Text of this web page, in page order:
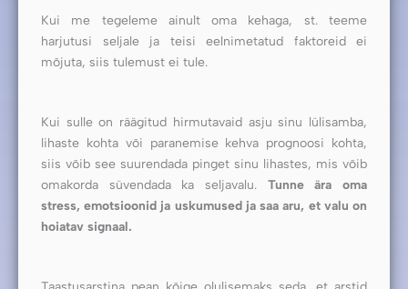
Kui me tegeleme ainult oma kehaga, st. teeme
harjutusi seljale ja teisi eelnimetatud faktoreid ei
mõjuta, siis tulemust ei tule.
Kui sulle on räägitud hirmutavaid asju sinu lülisamba,
lihaste kohta või paranemise kehva prognoosi kohta,
siis võib see suurendada pinget sinu lihastes, mis võib
omakorda süvendada ka seljavalu. Tunne ära oma
stress, emotsioonid ja uskumused ja saa aru, et valu on
hoiatav signaal.